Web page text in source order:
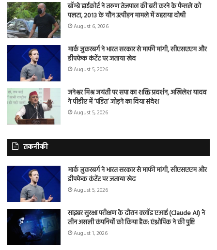
बॉम्बे हाईकोर्ट ने तरुण तेजपाल की बरी करने के फैसले को
पलटा, 2013 के यौन उत्पीड़न मामले में ठहराया दोषी
August 6, 2026
मार्क जुकरबर्ग ने भारत सरकार से माफी मांगी, सीएसएएम और
डीपफेक कंटेंट पर जताया खेद
August 5, 2026
जनेश्वर मिश्र जयंती पर सपा का शक्ति प्रदर्शन, अखिलेश यादव
ने पीडीए में ‘पंडित’ जोड़ने का दिया संदेश
August 5, 2026
तकनीकी
मार्क जुकरबर्ग ने भारत सरकार से माफी मांगी, सीएसएएम और
डीपफेक कंटेंट पर जताया खेद
August 5, 2026
साइबर सुरक्षा परीक्षण के दौरान क्लॉड एआई (Claude AI) ने
तीन असली कंपनियों को किया हैक: एंथ्रोपिक ने की पुष्टि
August 1, 2026